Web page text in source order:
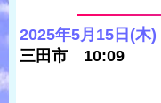
2025年5月15日(木)
三田市 10:09